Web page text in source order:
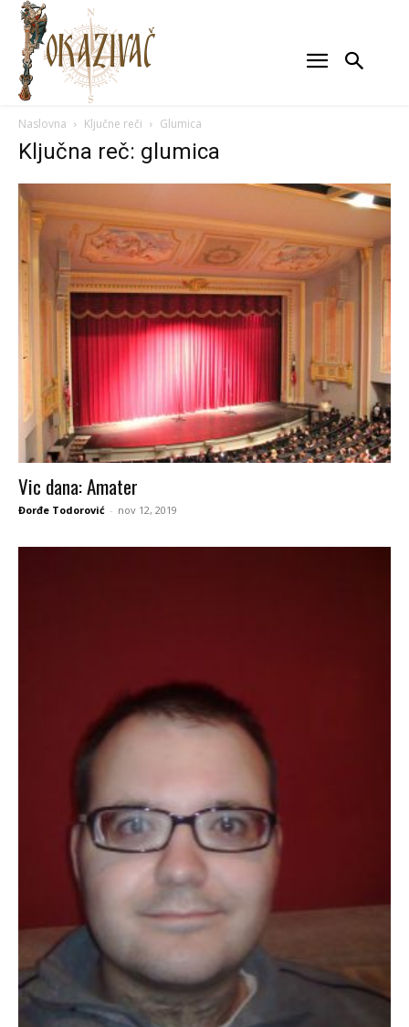
Naslovna Ključne reči Glumica
Ključna reč: glumica
Vic dana: Amater
Đorđe Todorović - nov 12, 2019